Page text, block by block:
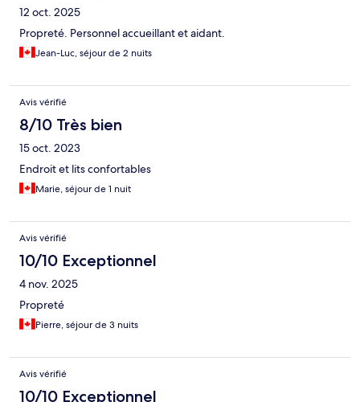
12 oct. 2025
Propreté. Personnel accueillant et aidant.
Jean-Luc, séjour de 2 nuits
Avis vérifié
8/10 Très bien
15 oct. 2023
Endroit et lits confortables
Marie, séjour de 1 nuit
Avis vérifié
10/10 Exceptionnel
4 nov. 2025
Propreté
Pierre, séjour de 3 nuits
Avis vérifié
10/10 Exceptionnel